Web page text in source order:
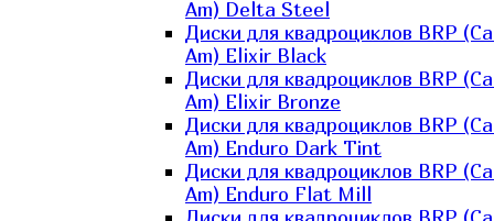
Am) Delta Steel
Диски для квадроциклов BRP
Am) Elixir Black
Диски для квадроциклов BRP
Am) Elixir Bronze
Диски для квадроциклов BRP
Am) Enduro Dark Tint
Диски для квадроциклов BRP
Am) Enduro Flat Mill